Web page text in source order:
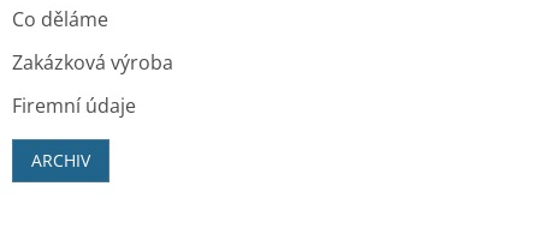
Co děláme
Zakázková výroba
Firemní údaje
ARCHIV